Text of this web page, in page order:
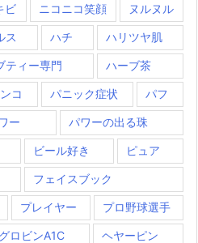
ビ ニコニコ笑顔 ヌルヌル
ス ハチ ハリツヤ肌
ティー専門 ハーブ茶
コ パニック症状 パフ
ー パワーの出る珠
ビール好き ピュア
フェイスブック
プレイヤー プロ野球選手
ロビンA1C ヘヤーピン